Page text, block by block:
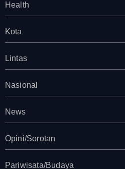
Health
Kota
Lintas
Nasional
News
Opini/Sorotan
Pariwisata/Budaya